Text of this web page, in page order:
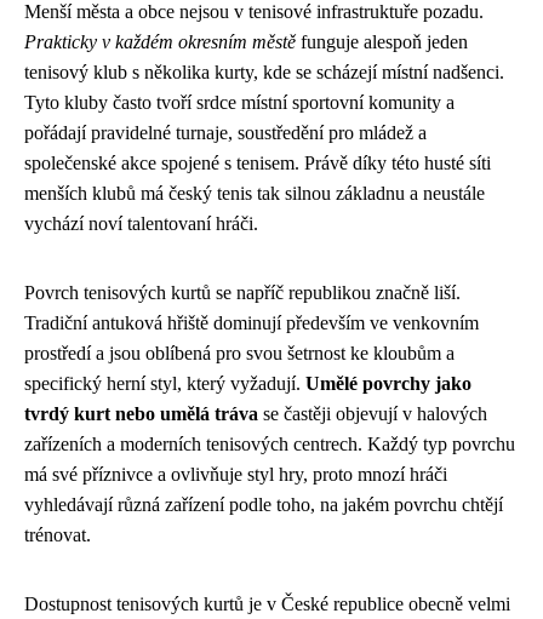
Menší města a obce nejsou v tenisové infrastruktuře pozadu.
Prakticky v každém okresním městě funguje alespoň jeden
tenisový klub s několika kurty, kde se scházejí místní nadšenci.
Tyto kluby často tvoří srdce místní sportovní komunity a
pořádají pravidelné turnaje, soustředění pro mládež a
společenské akce spojené s tenisem. Právě díky této husté síti
menších klubů má český tenis tak silnou základnu a neustále
vychází noví talentovaní hráči.
Povrch tenisových kurtů se napříč republikou značně liší.
Tradiční antuková hřiště dominují především ve venkovním
prostředí a jsou oblíbená pro svou šetrnost ke kloubům a
specifický herní styl, který vyžadují. Umělé povrchy jako
tvrdý kurt nebo umělá tráva se častěji objevují v halových
zařízeních a moderních tenisových centrech. Každý typ povrchu
má své příznivce a ovlivňuje styl hry, proto mnozí hráči
vyhledávají různá zařízení podle toho, na jakém povrchu chtějí
trénovat.
Dostupnost tenisových kurtů je v České republice obecně velmi